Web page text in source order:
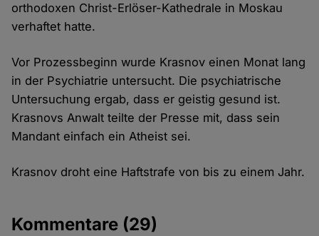
orthodoxen Christ-Erlöser-Kathedrale in Moskau
verhaftet hatte.
Vor Prozessbeginn wurde Krasnov einen Monat lang
in der Psychiatrie untersucht. Die psychiatrische
Untersuchung ergab, dass er geistig gesund ist.
Krasnovs Anwalt teilte der Presse mit, dass sein
Mandant einfach ein Atheist sei.
Krasnov droht eine Haftstrafe von bis zu einem Jahr.
Kommentare (29)